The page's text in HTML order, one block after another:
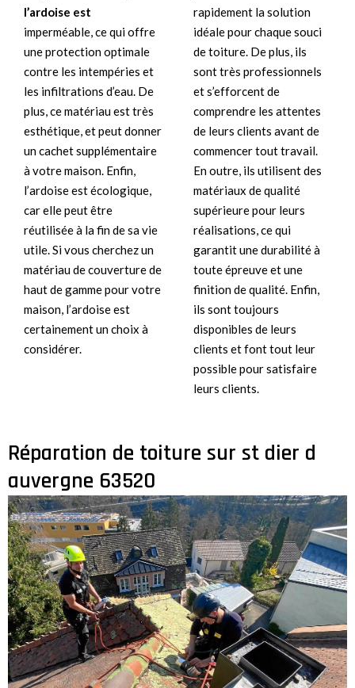
l’ardoise est
imperméable, ce qui offre
une protection optimale
contre les intempéries et
les infiltrations d’eau. De
plus, ce matériau est très
esthétique, et peut donner
un cachet supplémentaire
à votre maison. Enfin,
l’ardoise est écologique,
car elle peut être
réutilisée à la fin de sa vie
utile. Si vous cherchez un
matériau de couverture de
haut de gamme pour votre
maison, l’ardoise est
certainement un choix à
considérer.
rapidement la solution
idéale pour chaque souci
de toiture. De plus, ils
sont très professionnels
et s’efforcent de
comprendre les attentes
de leurs clients avant de
commencer tout travail.
En outre, ils utilisent des
matériaux de qualité
supérieure pour leurs
réalisations, ce qui
garantit une durabilité à
toute épreuve et une
finition de qualité. Enfin,
ils sont toujours
disponibles de leurs
clients et font tout leur
possible pour satisfaire
leurs clients.
Réparation de toiture sur st dier d
auvergne 63520